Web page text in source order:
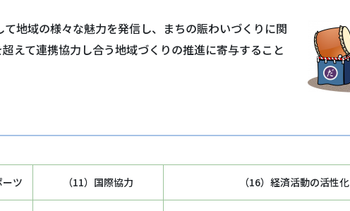
地域の様々な魅力を発信し、まちの賑わいづくりに関
えて連携協力し合う地域づくりの推進に寄与すること
ーツ （11）国際協力 （16）経済活動の活性化